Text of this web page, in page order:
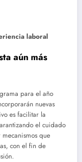
laboral
aún más
para el año
nuevas
es facilitar la
el cuidado
que
con el fin de